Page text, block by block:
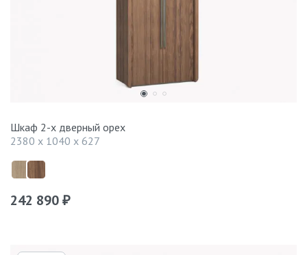
Шкаф 2-х дверный орех
2380 x 1040 x 627
242 890 ₽